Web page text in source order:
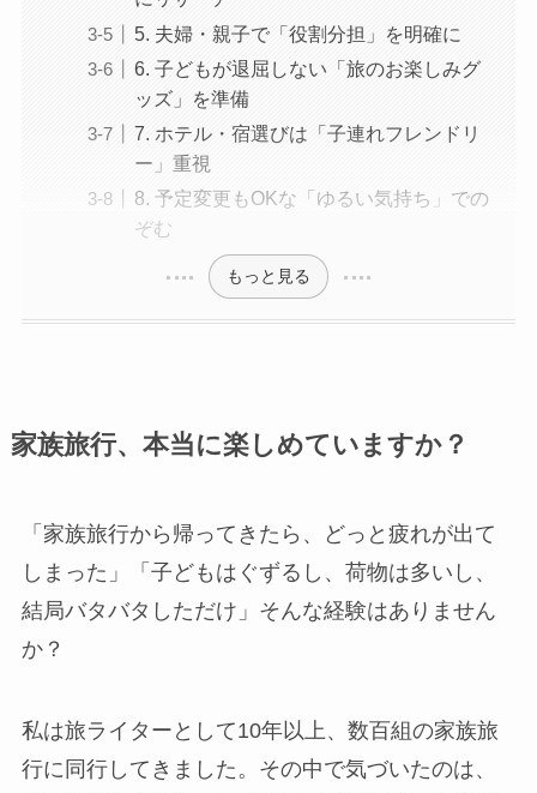
5. 夫婦・親子で「役割分担」を明確に
6. 子どもが退屈しない「旅のお楽しみグ
ッズ」を準備
7. ホテル・宿選びは「子連れフレンドリ
ー」重視
8. 予定変更もOKな「ゆるい気持ち」での
ぞむ
もっと見る
家族旅行、本当に楽しめていますか？
「家族旅行から帰ってきたら、どっと疲れが出て
しまった」「子どもはぐずるし、荷物は多いし、
結局バタバタしただけ」そんな経験はありません
か？
私は旅ライターとして10年以上、数百組の家族旅
行に同行してきました。その中で気づいたのは、